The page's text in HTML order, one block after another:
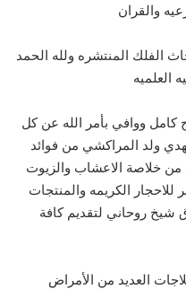
والقران
الفلك المنتشره ولله الحمد
العلميه
كامل ووافي بأمر الله عن كل
ولد المراكشي من فوائد
من خلاصة الاعشاب والزيوت
للاحجار الكريمه والمنتجات
شيخ روحاني لتقديم كافة
العديد من الأمراض